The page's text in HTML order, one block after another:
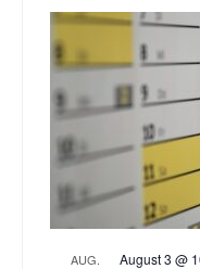
AUG. August 3 @